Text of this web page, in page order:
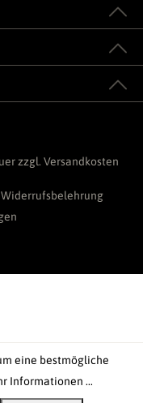
zzgl. Versandkosten
Widerrufsbelehrung
eine bestmögliche
Informationen ...